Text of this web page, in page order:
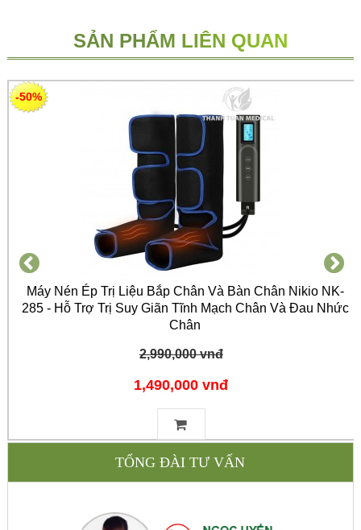
SẢN PHẨM LIÊN QUAN
Máy Nén Ép Trị Liệu Bắp Chân Và Bàn Chân Nikio NK-
285 - Hỗ Trợ Trị Suy Giãn Tĩnh Mạch Chân Và Đau Nhức
Chân
2,990,000 vnđ
1,490,000 vnđ
-50%
TỔNG ĐÀI TƯ VẤN